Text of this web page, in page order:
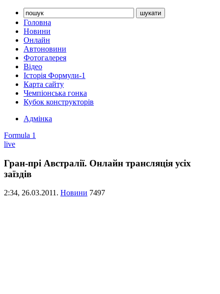
Головна
Новини
Онлайн
Автоновини
Фотогалерея
Відео
Історія Формули-1
Карта сайту
Чемпіонська гонка
Кубок конструкторів
Адмінка
Formula 1
live
Гран-прі Австралії. Онлайн трансляція усіх
заїздів
2:34, 26.03.2011. Новини 7497